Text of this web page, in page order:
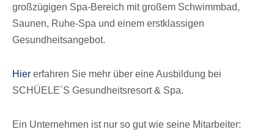
groß­zü­gi­gen Spa-Bereich mit großem Schwimm­bad,
Saunen, Ruhe-Spa und einem erst­klas­si­gen
Gesundheitsangebot.
Hier erfah­ren Sie mehr über eine Ausbil­dung bei
SCHÜELE´S Gesund­heits­re­sort & Spa.
Ein Unter­neh­men ist nur so gut wie seine Mitar­bei­ter: